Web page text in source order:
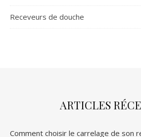
Receveurs de douche
ARTICLES
Comment choisir le carrelage de son